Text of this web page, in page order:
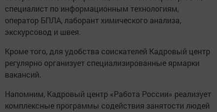
специалист по информационным технологиям,
оператор БПЛА, лаборант химического анализа,
экскурсовод и швея.
Кроме того, для удобства соискателей Кадровый центр
регулярно организует специализированные ярмарки
вакансий.
Напомним, Кадровый центр «Работа России» реализует
комплексные программы содействия занятости людей